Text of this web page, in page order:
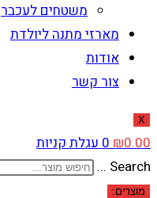
משטחים לעכבר
מארזי מתנה ליולדת
אודות
צור קשר
X
₪0.00
0עגלת קניות
Search ...
מוצרים: